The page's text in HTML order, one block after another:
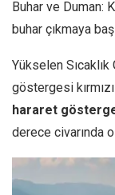
Buhar ve Duman:
buhar çıkmaya
Yükselen
göstergesi
hararet
derece civarında